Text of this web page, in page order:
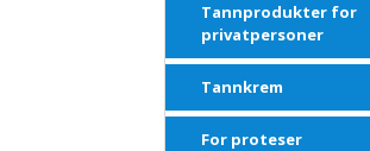
Tannprodukter for
privatpersoner
Tannkrem
For proteser